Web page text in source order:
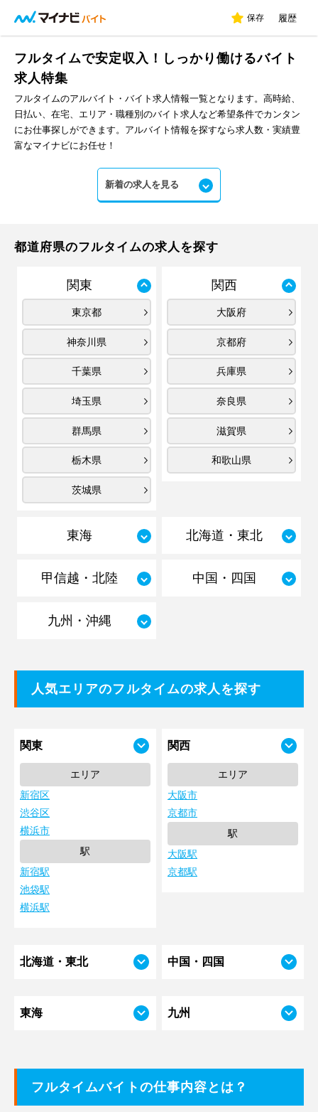
保存 履歴
フルタイムで安定収入！しっかり働けるバイト
求人特集
フルタイムのアルバイト・バイト求人情報一覧となります。高時給、
日払い、在宅、エリア・職種別のバイト求人など希望条件でカンタン
にお仕事探しができます。アルバイト情報を探すなら求人数・実績豊
富なマイナビにお任せ！
新着の求人を見る
都道府県のフルタイムの求人を探す
関東
東京都
神奈川県
千葉県
埼玉県
群馬県
栃木県
茨城県
関西
大阪府
京都府
兵庫県
奈良県
滋賀県
和歌山県
東海 北海道・東北
甲信越・北陸 中国・四国
九州・沖縄
人気エリアのフルタイムの求人を探す
関東
エリア
新宿区
渋谷区
横浜市
駅
新宿駅
池袋駅
横浜駅
関西
エリア
大阪市
京都市
駅
大阪駅
京都駅
北海道 ・東北 中国・ 四国
東海 九州
フルタイムバイトの仕事内容とは？